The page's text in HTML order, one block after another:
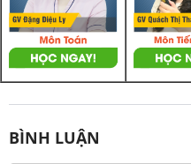
BÌNH LUẬN